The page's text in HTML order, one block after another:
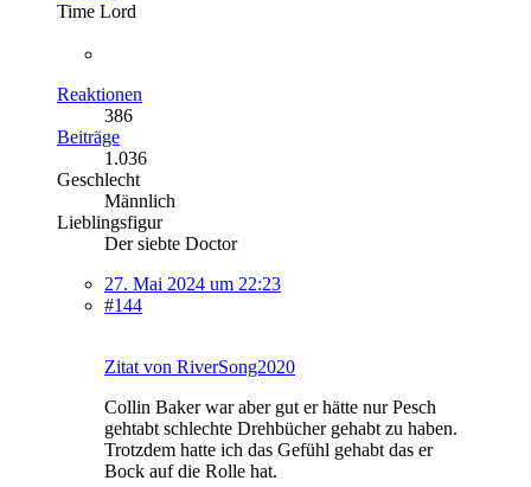
Time Lord
Reaktionen
386
Beiträge
1.036
Geschlecht
Männlich
Lieblingsfigur
Der siebte Doctor
27. Mai 2024 um 22:23
#144
Zitat von RiverSong2020
Collin Baker war aber gut er hätte nur Pesch
gehtabt schlechte Drehbücher gehabt zu haben.
Trotzdem hatte ich das Gefühl gehabt das er
Bock auf die Rolle hat.